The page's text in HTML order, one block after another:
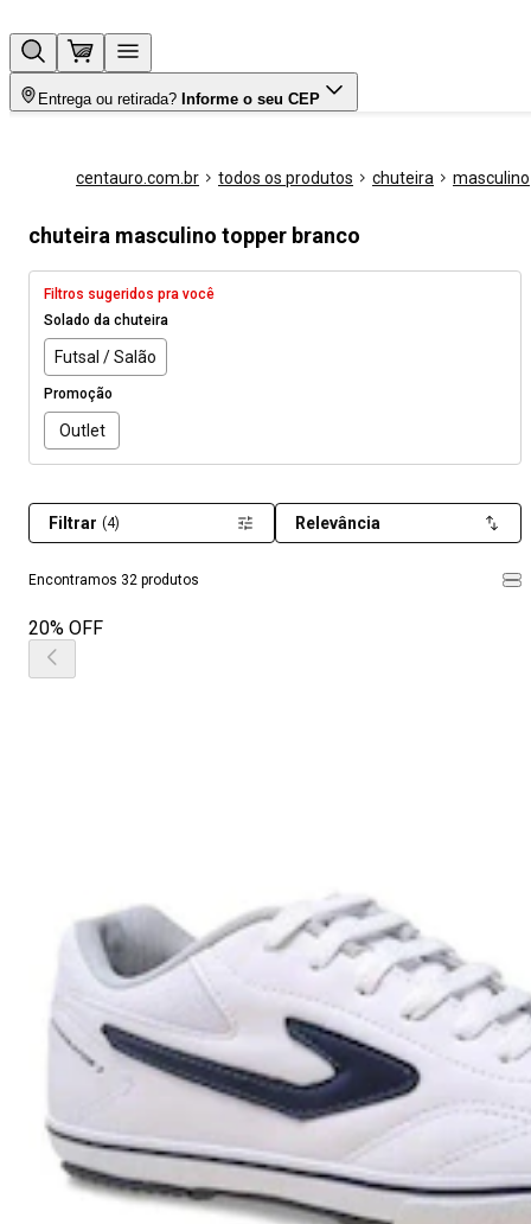
Entrega ou retirada? Informe o seu CEP
centauro.com.br todos os produtos chuteira masculino
chuteira masculino topper branco
Filtros sugeridos pra você
Solado da chuteira
Futsal / Salão
Promoção
Outlet
Encontramos 32 produtos
Filtrar (4) Relevância
20% OFF